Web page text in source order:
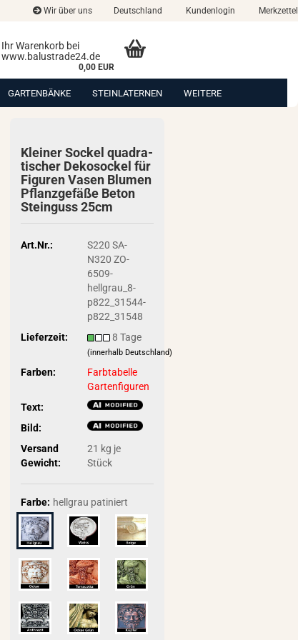
Wir über uns Deutschland Kundenlogin Merkzettel
Ihr Warenkorb bei
www.balustrade24.de
0,00 EUR
GARTENBÄNKE STEINLATERNEN WEITERE
Klei­ner So­ckel qua­dra­
ti­scher De­ko­so­ckel für
Fi­gu­ren Vasen Blu­men
Pflanz­ge­fä­ße Beton
Stein­guss 25cm
Art.Nr.:
S220 SA-
N320 ZO-
6509-
hellgrau_8-
p822_31544-
p822_31548
Lieferzeit:
8 Tage
(innerhalb Deutschland)
Farben:
Farbtabelle
Gartenfiguren
Text:
Bild:
Versand
Gewicht:
21 kg je
Stück
Farbe: hellgrau patiniert